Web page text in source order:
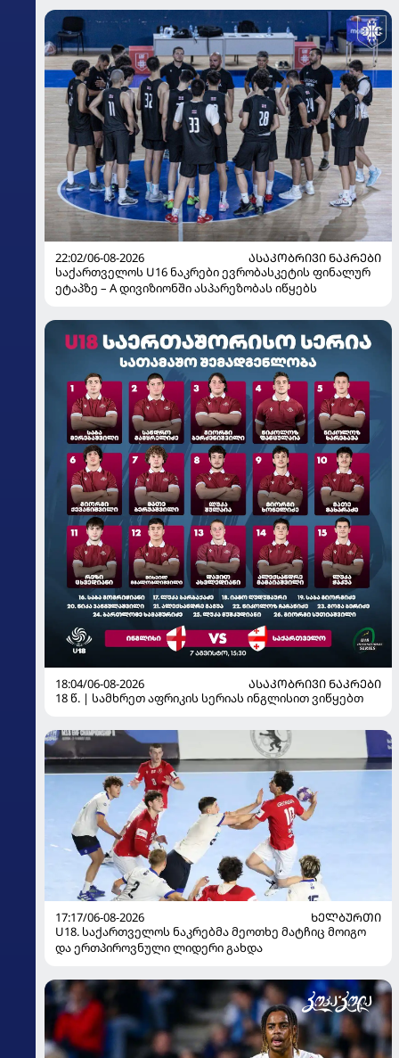
22:02/06-08-2026
ᲐᲡᲐᲙᲝᲑᲠᲘᲕᲘ ᲜᲐᲙᲠᲔᲑᲘ
საქართველოს U16 ნაკრები ევრობასკეტის ფინალურ
ეტაპზე – A დივიზიონში ასპარეზობას იწყებს
18:04/06-08-2026
ᲐᲡᲐᲙᲝᲑᲠᲘᲕᲘ ᲜᲐᲙᲠᲔᲑᲘ
18 წ. | სამხრეთ აფრიკის სერიას ინგლისით ვიწყებთ
17:17/06-08-2026
ᲮᲔᲚᲑᲣᲠᲗᲘ
U18. საქართველოს ნაკრებმა მეოთხე მატჩიც მოიგო
და ერთპიროვნული ლიდერი გახდა